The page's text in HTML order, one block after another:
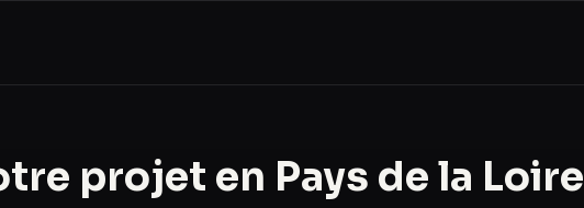
projet en Pays de la Loire